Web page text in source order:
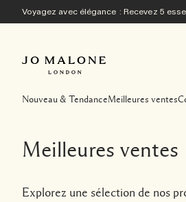
Voyagez avec élégance : Recevez 5
Nouveau & TendanceMeilleures ventes
Meilleures ventes
Explorez une sélection de nos